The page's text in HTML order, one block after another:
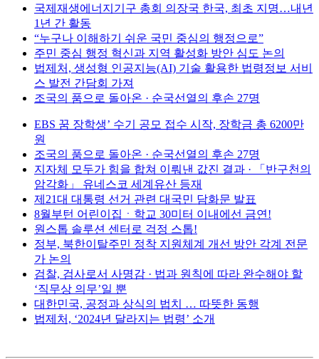
국제재생에너지기구 총회 의장국 한국, 최초 지명…내년
1년 간 활동
“누구나 이해하기 쉬운 국민 중심의 행정으로”
주민 중심 행정 혁신과 지역 활성화 방안 심도 논의
법제처, 생성형 인공지능(AI) 기술 활용한 법령정보 서비
스 발전 간담회 가져
조국의 품으로 돌아온 · 순국선열의 후손 27명
EBS 꿈 장학생’ 수기 공모 접수 시작, 장학금 총 6200만
원
조국의 품으로 돌아온 · 순국선열의 후손 27명
지자체 모두가 힘을 합쳐 이뤄낸 값진 결과 · 「반구천의
암각화」 유네스코 세계유산 등재
제21대 대통령 선거 관련 대국민 담화문 발표
8월부턴 어린이집ㆍ학교 30미터 이내에선 금연!
원스톱 솔루션 센터로 걱정 스톱!
정부, 북한이탈주민 정착 지원체계 개선 방안 각계 전문
가 논의
검찰, 검사로서 사명감 · 법과 원칙에 따라 완수해야 할
‘직무상 의무’일 뿐
대한민국, 공정과 상식의 법치 … 따뜻한 동행
법제처, ‘2024년 달라지는 법령’ 소개